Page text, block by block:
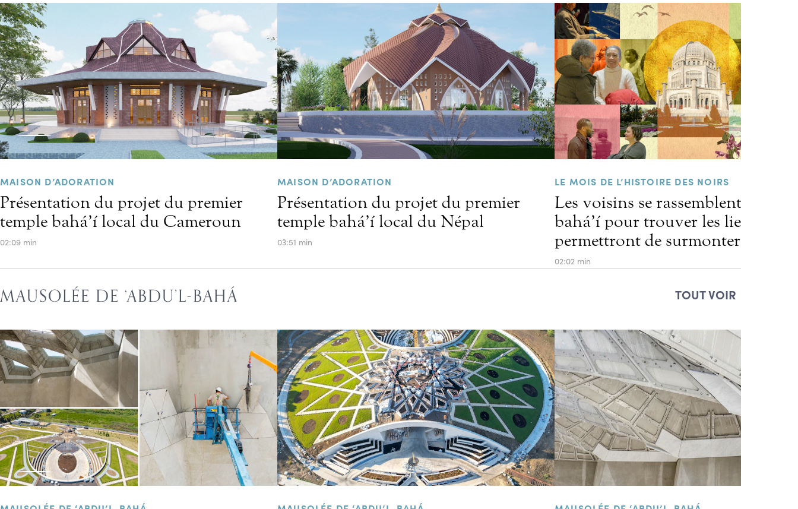
MAISON D’ADORATION
Présentation du projet du premier
temple bahá’í local du Cameroun
02:09 min
MAISON D’ADORATION
Présentation du projet du premier
temple bahá’í local du Népal
03:51 min
LE MOIS DE L’HISTOIRE DES NOIRS
Les voisins se rassemblent au
bahá’í pour trouver les liens qui
permettront de surmonter les
02:02 min
MAUSOLÉE DE ‘ABDU’L-BAHÁ TOUT VOIR